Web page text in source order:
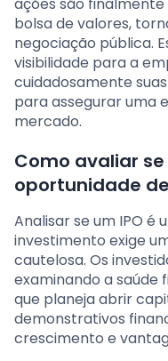
bolsa de valores,
negociação pública.
visibilidade para a
cuidadosamente
para assegurar uma
mercado.
Como avaliar
oportunidade
Analisar se um IPO é
investimento exige
cautelosa. Os
examinando a saúde
que planeja abrir
demonstrativos
crescimento e